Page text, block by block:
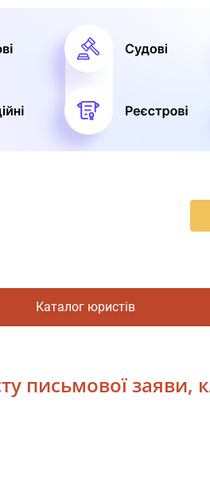
Каталог юристів
письмової